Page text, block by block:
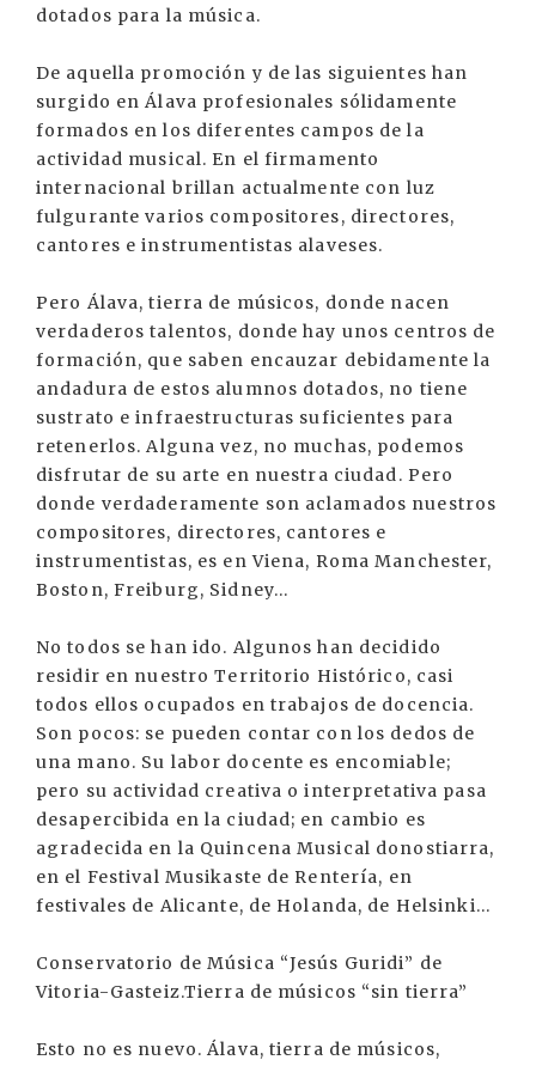
dotados para la música.
De aquella promoción y de las siguientes han
surgido en Álava profesionales sólidamente
formados en los diferentes campos de la
actividad musical. En el firmamento
internacional brillan actualmente con luz
fulgurante varios compositores, directores,
cantores e instrumentistas alaveses.
Pero Álava, tierra de músicos, donde nacen
verdaderos talentos, donde hay unos centros de
formación, que saben encauzar debidamente la
andadura de estos alumnos dotados, no tiene
sustrato e infraestructuras suficientes para
retenerlos. Alguna vez, no muchas, podemos
disfrutar de su arte en nuestra ciudad. Pero
donde verdaderamente son aclamados nuestros
compositores, directores, cantores e
instrumentistas, es en Viena, Roma Manchester,
Boston, Freiburg, Sidney...
No todos se han ido. Algunos han decidido
residir en nuestro Territorio Histórico, casi
todos ellos ocupados en trabajos de docencia.
Son pocos: se pueden contar con los dedos de
una mano. Su labor docente es encomiable;
pero su actividad creativa o interpretativa pasa
desapercibida en la ciudad; en cambio es
agradecida en la Quincena Musical donostiarra,
en el Festival Musikaste de Rentería, en
festivales de Alicante, de Holanda, de Helsinki...
Conservatorio de Música “Jesús Guridi” de
Vitoria-Gasteiz.Tierra de músicos “sin tierra”
Esto no es nuevo. Álava, tierra de músicos,